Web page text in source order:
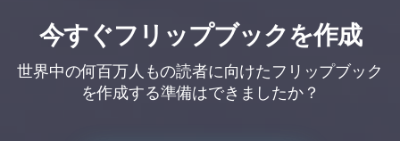
今すぐフリップブックを作成
世界中の何百万人もの読者に向けたフリップブック
を作成する準備はできましたか？